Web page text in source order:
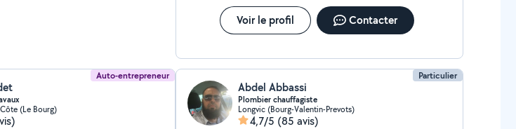
Voir le profil Contacter
Auto-entrepreneur
(Le Bourg)
Particulier
Abdel Abbassi
Plombier chauffagiste
Longvic (Bourg-Valentin-Prevots)
4,7/5 (85 avis)